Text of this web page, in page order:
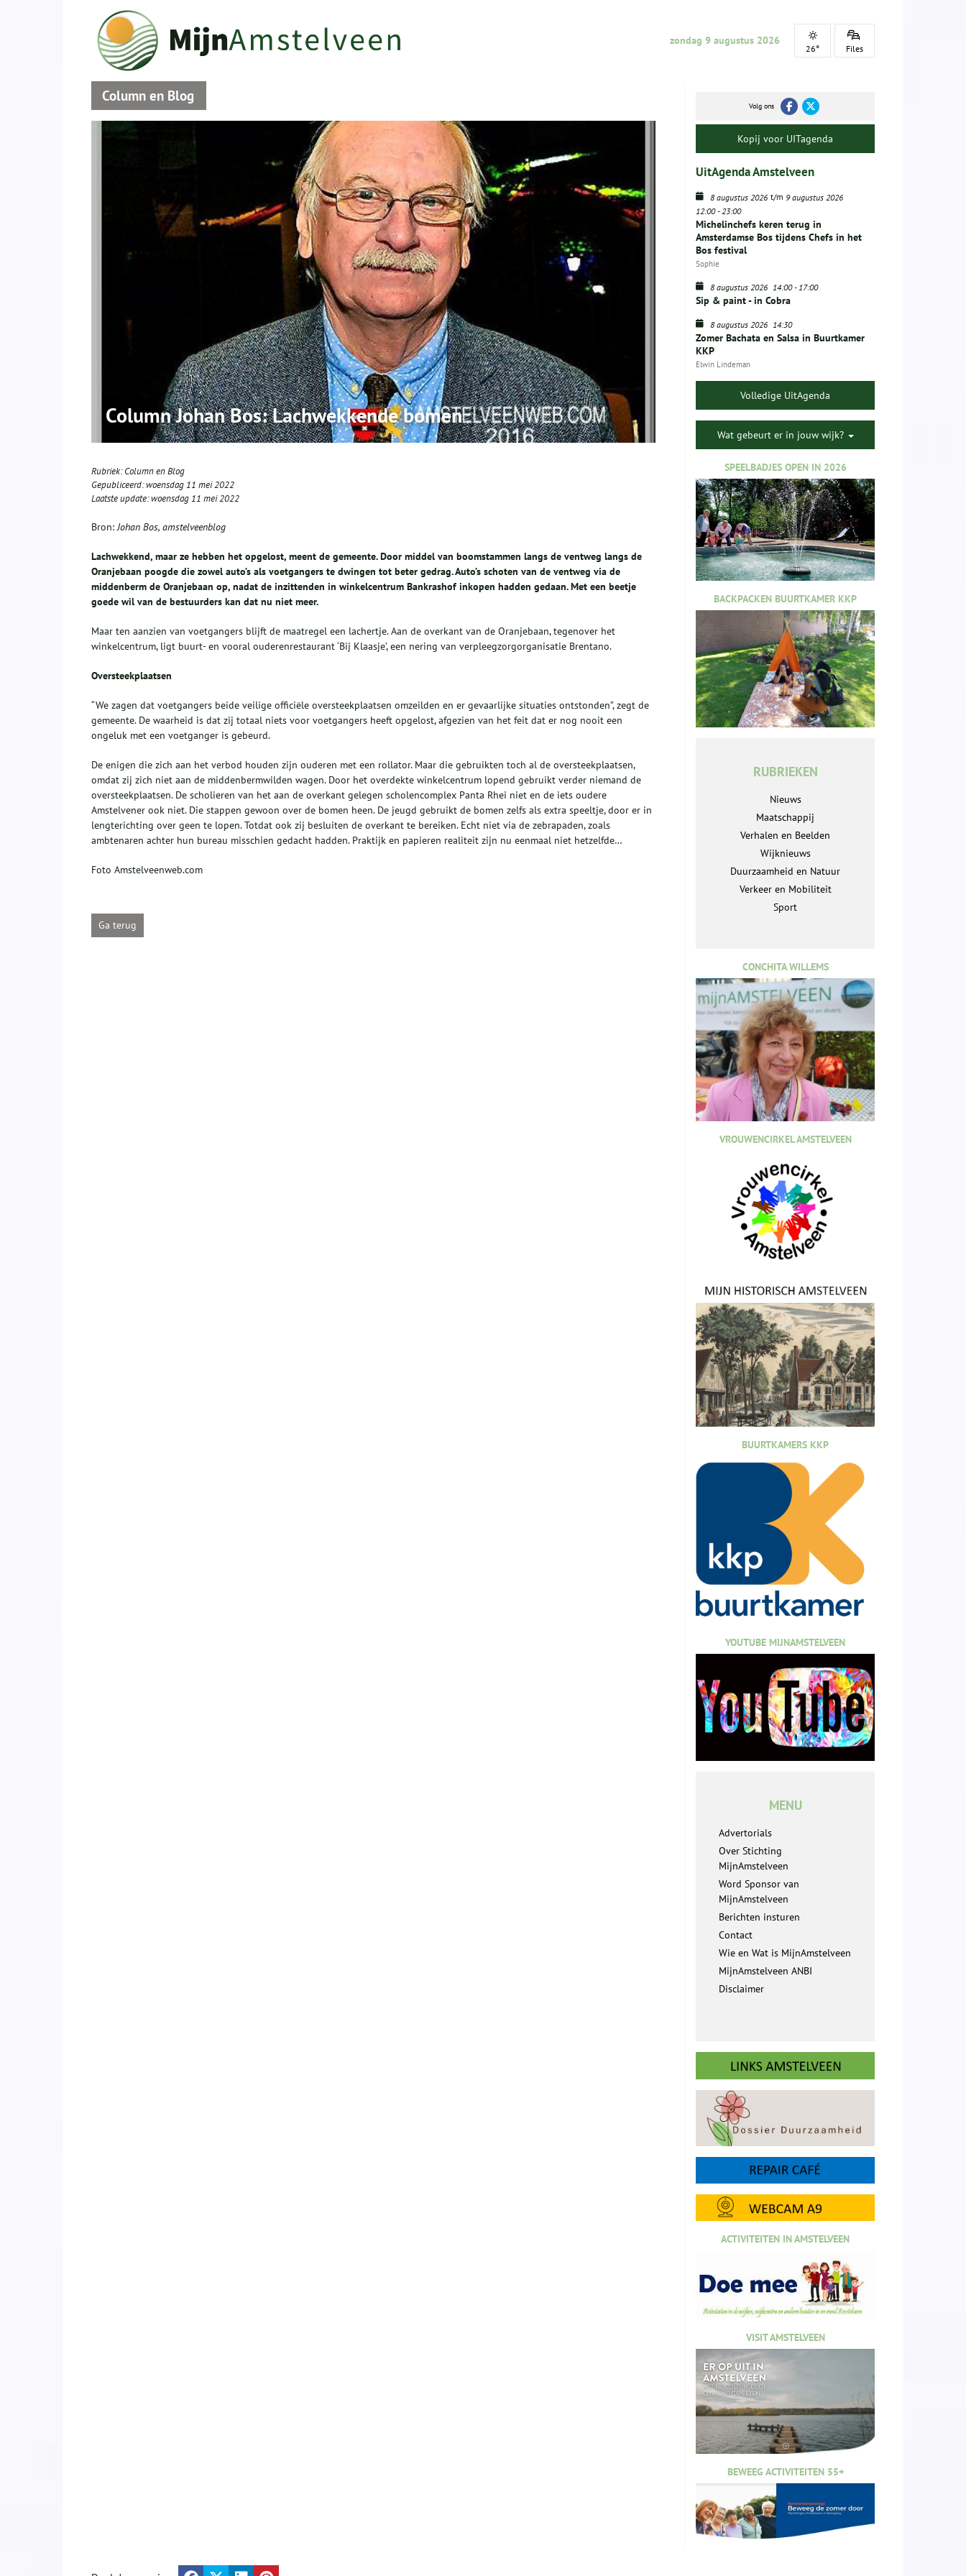
zondag 9 augustus 2026
26° Files
Column en Blog
Column Johan Bos: Lachwekkende bomen
Rubriek:Column en Blog
Gepubliceerd:woensdag 11 mei 2022
Laatste update:woensdag 11 mei 2022
Bron:Johan Bos, amstelveenblog
Lachwekkend, maar ze hebben het opgelost, meent de gemeente. Door middel van boomstammen langs de ventweg langs de
Oranjebaan poogde die zowel auto’s als voetgangers te dwingen tot beter gedrag. Auto’s schoten van de ventweg via de
middenberm de Oranjebaan op, nadat de inzittenden in winkelcentrum Bankrashof inkopen hadden gedaan. Met een beetje
goede wil van de bestuurders kan dat nu niet meer.
Maar ten aanzien van voetgangers blijft de maatregel een lachertje. Aan de overkant van de Oranjebaan, tegenover het
winkelcentrum, ligt buurt- en vooral ouderenrestaurant ‘Bij Klaasje’, een nering van verpleegzorgorganisatie Brentano.
Oversteekplaatsen
“We zagen dat voetgangers beide veilige officiële oversteekplaatsen omzeilden en er gevaarlijke situaties ontstonden”, zegt de
gemeente. De waarheid is dat zij totaal niets voor voetgangers heeft opgelost, afgezien van het feit dat er nog nooit een
ongeluk met een voetganger is gebeurd.
De enigen die zich aan het verbod houden zijn ouderen met een rollator. Maar die gebruikten toch al de oversteekplaatsen,
omdat zij zich niet aan de middenbermwilden wagen. Door het overdekte winkelcentrum lopend gebruikt verder niemand de
oversteekplaatsen. De scholieren van het aan de overkant gelegen scholencomplex Panta Rhei niet en de iets oudere
Amstelvener ook niet. Die stappen gewoon over de bomen heen. De jeugd gebruikt de bomen zelfs als extra speeltje, door er in
lengterichting over geen te lopen. Totdat ook zij besluiten de overkant te bereiken. Echt niet via de zebrapaden, zoals
ambtenaren achter hun bureau misschien gedacht hadden. Praktijk en papieren realiteit zijn nu eenmaal niet hetzelfde…
Foto Amstelveenweb.com
Ga terug
Volg ons
Kopij voor UITagenda
UitAgenda Amstelveen
8 augustus 2026 t/m 9 augustus 2026
12:00-23:00
Michelinchefs keren terug in
Amsterdamse Bos tijdens Chefs in het
Bos festival
Sophie
8 augustus 2026 14:00-17:00
Sip & paint - in Cobra
8 augustus 2026 14:30
Zomer Bachata en Salsa in Buurtkamer
KKP
Elwin Lindeman
Volledige UitAgenda
Wat gebeurt er in jouw wijk?
SPEELBADJES OPEN IN 2026
BACKPACKEN BUURTKAMER KKP
RUBRIEKEN
Nieuws
Maatschappij
Verhalen en Beelden
Wijknieuws
Duurzaamheid en Natuur
Verkeer en Mobiliteit
Sport
CONCHITA WILLEMS
VROUWENCIRKEL AMSTELVEEN
BUURTKAMERS KKP
YOUTUBE MIJNAMSTELVEEN
MENU
Advertorials
Over Stichting
MijnAmstelveen
Word Sponsor van
MijnAmstelveen
Berichten insturen
Contact
Wie en Wat is MijnAmstelveen
MijnAmstelveen ANBI
Disclaimer
ACTIVITEITEN IN AMSTELVEEN
VISIT AMSTELVEEN
BEWEEG ACTIVITEITEN 55+